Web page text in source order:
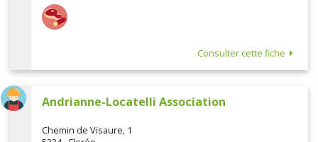
Consulter cette fiche
Andrianne-Locatelli Association
Chemin de Visaure, 1